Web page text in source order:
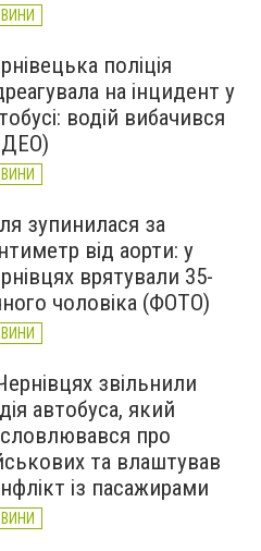
поліція
на інцидент у
водій вибачився
зупинилася за
від аорти: у
врятували 35-
чоловіка (ФОТО)
звільнили
автобуса, який
про
та влаштував
із пасажирами